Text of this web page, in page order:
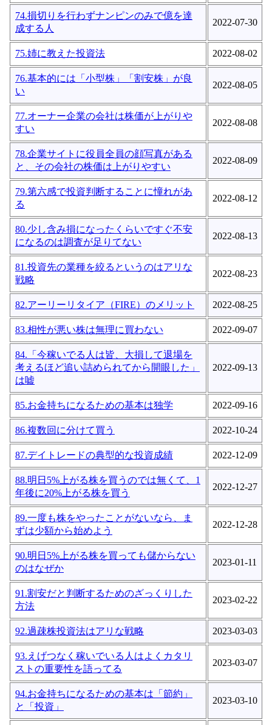
74.損切りを行わずナンピンのみで億を達
成する人
2022-07-30
75.姉に教えた投資法 2022-08-02
76.基本的には「小型株」「割安株」が良
い
2022-08-05
77.オーナー企業の会社は株価が上がりや
すい
2022-08-08
78.企業サイトに役員全員の顔写真がある
と、その会社の株価は上がりやすい
2022-08-09
79.第六感で投資判断することに憧れがあ
る
2022-08-12
80.少し含み損になったくらいですぐ不安
になるのは調査が足りてない
2022-08-13
81.投資先の業種を絞るというのはアリな
戦略
2022-08-23
82.アーリーリタイア（FIRE）のメリット 2022-08-25
83.相性が悪い株は無理に買わない 2022-09-07
84.「今稼いでる人は皆、大損して退場を
考えるほど追い詰められてから開眼した」
は嘘
2022-09-13
85.お金持ちになるための基本は独学 2022-09-16
86.複数回に分けて買う 2022-10-24
87.デイトレードの典型的な投資成績 2022-12-09
88.明日5%上がる株を買うのでは無くて、1
年後に20%上がる株を買う
2022-12-27
89.一度も株をやったことがないなら、ま
ずは少額から始めよう
2022-12-28
90.明日5%上がる株を買っても儲からない
のはなぜか
2023-01-11
91.割安だと判断するためのざっくりした
方法
2023-02-22
92.過疎株投資法はアリな戦略 2023-03-03
93.えげつなく稼いでいる人はよくカタリ
ストの重要性を語ってる
2023-03-07
94.お金持ちになるための基本は「節約」
と「投資」
2023-03-10